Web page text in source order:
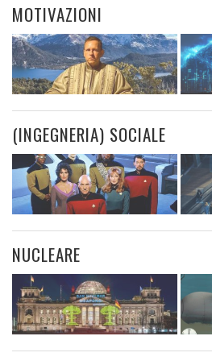
MOTIVAZIONI
(INGEGNERIA) SOCIALE
NUCLEARE